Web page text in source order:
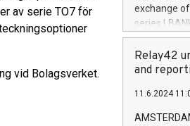
av serie TO7 för
vid Bolagsverket.
days 1-
exchange
series
covered
price of the
20 June
Markets will
+354 410
Relay42
and
11.6.2024